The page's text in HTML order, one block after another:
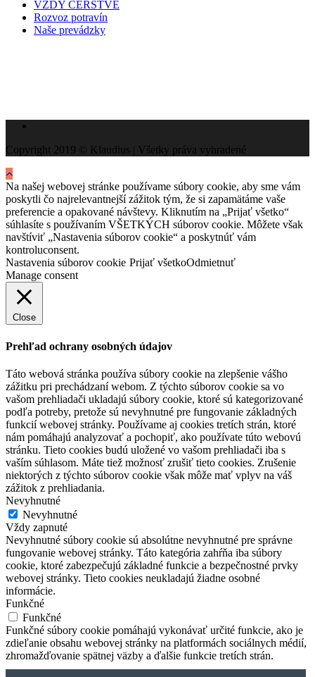
VŽDY ČERSTVÉ
Rozvoz potravín
Naše prevádzky
Copyright 2019 © Klaudius | Všetky práva vyhradené
Na našej webovej stránke používame súbory cookie, aby sme vám
poskytli čo najrelevantnejší zážitok tým, že si zapamätáme vaše
preferencie a opakované návštevy. Kliknutím na „Prijať všetko“
súhlasíte s používaním VŠETKÝCH súborov cookie. Môžete však
navštíviť „Nastavenia súborov cookie“ a poskytnúť vám
kontroluconsent.
Nastavenia súborov cookie Prijať všetkoOdmietnuť
Manage consent
Close
Prehľad ochrany osobných údajov
Táto webová stránka používa súbory cookie na zlepšenie vášho
zážitku pri prechádzaní webom. Z týchto súborov cookie sa vo
vašom prehliadači ukladajú súbory cookie, ktoré sú kategorizované
podľa potreby, pretože sú nevyhnutné pre fungovanie základných
funkcií webovej stránky. Používame aj cookies tretích strán, ktoré
nám pomáhajú analyzovať a pochopiť, ako používate túto webovú
stránku. Tieto cookies budú uložené vo vašom prehliadači iba s
vaším súhlasom. Máte tiež možnosť zrušiť tieto cookies. Zrušenie
niektorých z týchto súborov cookie však môže mať vplyv na váš
zážitok z prehliadania.
Nevyhnutné
Nevyhnutné
Vždy zapnuté
Nevyhnutné súbory cookie sú absolútne nevyhnutné pre správne
fungovanie webovej stránky. Táto kategória zahŕňa iba súbory
cookie, ktoré zabezpečujú základné funkcie a bezpečnostné prvky
webovej stránky. Tieto cookies neukladajú žiadne osobné
informácie.
Funkčné
Funkčné
Funkčné súbory cookie pomáhajú vykonávať určité funkcie, ako je
zdieľanie obsahu webovej stránky na platformách sociálnych médií,
zhromažďovanie spätnej väzby a ďalšie funkcie tretích strán.